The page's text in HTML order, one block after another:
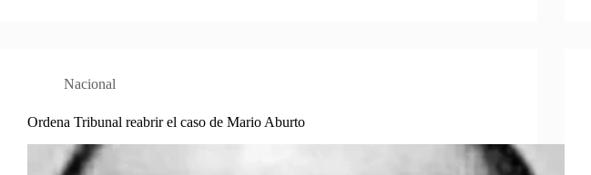
Nacional
Ordena Tribunal reabrir el caso de Mario Aburto